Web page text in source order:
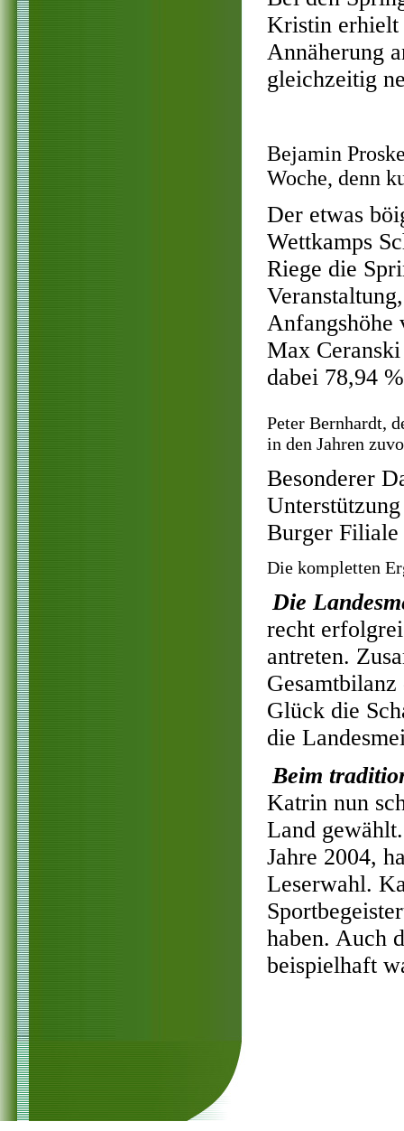
Kristin erhielt
Annäherung
gleichzeitig
Bejamin
Woche, denn
Der etwas
Wettkamps
Riege die
Anfangshöhe
Max
dabei 78,94
Peter Bernhardt,
in den Jahren
Besonderer
Burger Filiale
Die kompletten
Die
recht
antreten.
Glück die
die
Beim
Katrin nun
Land
Jahre 2004,
Leserwahl.
haben. Auch
beispielhaft